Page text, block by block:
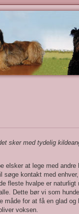
sker med tydelig
elsker at lege med andre
søge kontakt med
fleste hvalpe er naturligt
Dette bør vi som
måde for at få en glad og
voksen.